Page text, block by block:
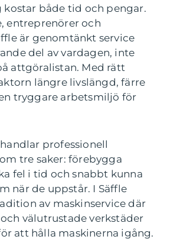
kostar både tid och pengar.
entreprenörer och
är genomtänkt service
del av vardagen, inte
attgöralistan. Med rätt
längre livslängd, färre
tryggare arbetsmiljö för
professionell
tre saker: förebygga
fel i tid och snabbt kunna
när de uppstår. I Säffle
av maskinservice där
välutrustade verkstäder
att hålla maskinerna igång.